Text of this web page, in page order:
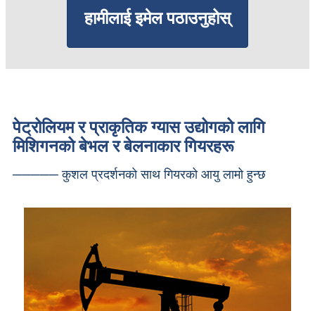
हामीलाई इमेल पठाउनुहोस्
पेट्रोलियम र प्राकृतिक ग्यास उद्योगको लागि
मिशिगनको बेभल र बेलनाकार गियरहरू
───── कुशल प्रदर्शनको साथ गियरको आयु लामो हुन्छ